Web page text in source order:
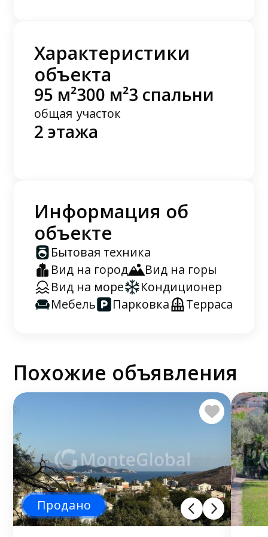
Характеристики
объекта
95 м²
общая
300 м²
участок
3 спальни
2 этажа
Информация об
объекте
Бытовая техника
Вид на город
Вид на горы
Вид на море
Кондиционер
Мебель
Парковка Терраса
Похожие объявления
Продано